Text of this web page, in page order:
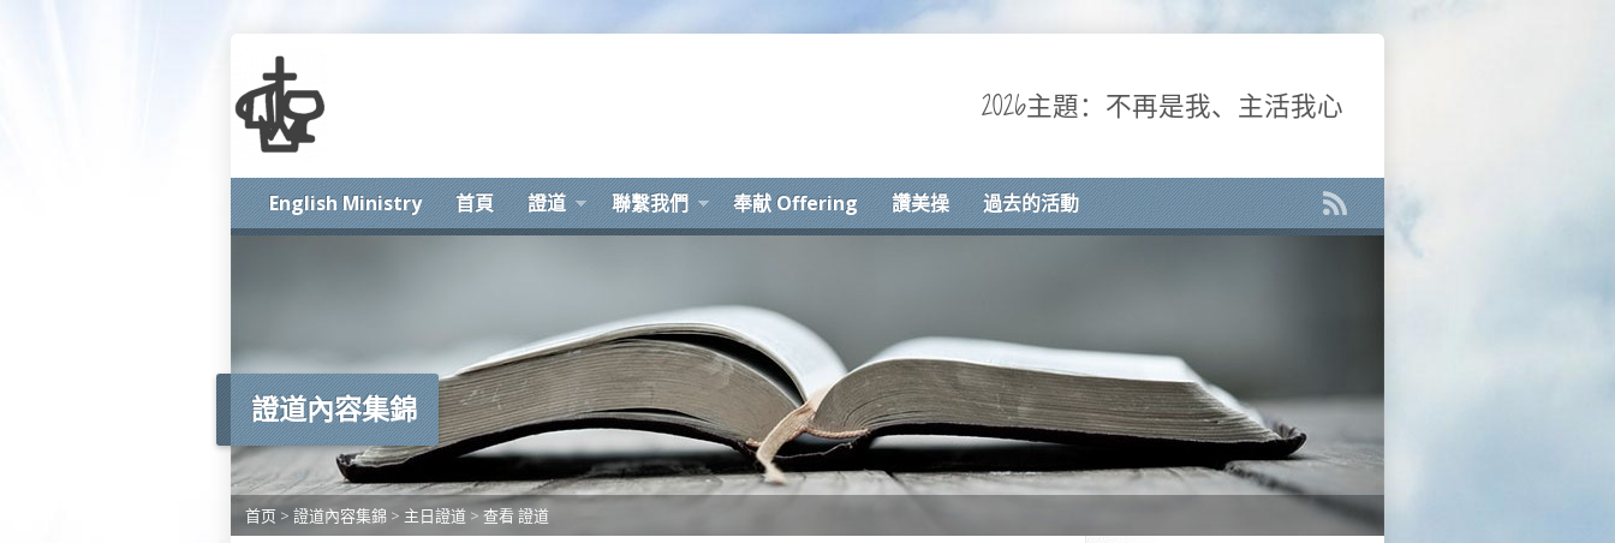
2026主題：不再是我、主活我心
English Ministry 首頁 證道 聯繫我們 奉献 Offering 讚美操 過去的活動
證道內容集錦
首页 > 證道內容集錦 > 主日證道 > 查看 證道